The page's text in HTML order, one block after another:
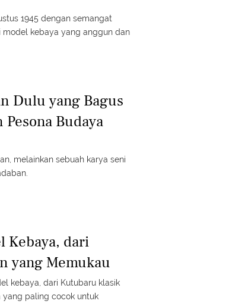
1945 dengan semangat
model kebaya yang anggun dan
Dulu yang Bagus
Budaya
melainkan sebuah karya seni
Kebaya, dari
yang Memukau
kebaya, dari Kutubaru klasik
yang paling cocok untuk